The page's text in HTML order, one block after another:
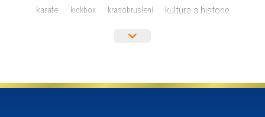
karate
kickbox krasobruslení
kultura a historie
olympiáda dětí a mládeže organizace plavání